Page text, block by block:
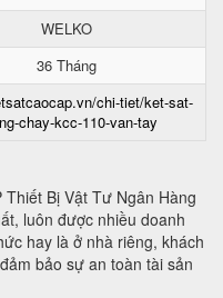
WELKO
36 Tháng
chi-tiet/ket-sat-
chay-kcc-110-van-tay
Bị Vật Tư Ngân Hàng
luôn được nhiều doanh
hay là ở nhà riêng, khách
bảo sự an toàn tài sản